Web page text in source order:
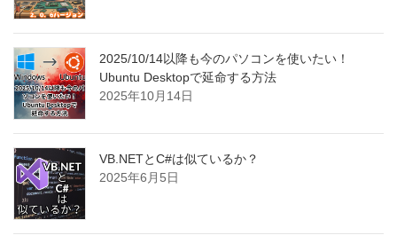
2025/10/14以降も今のパソコンを使いたい！
Ubuntu Desktopで延命する方法
2025年10月14日
VB.NETとC#は似ているか？
2025年6月5日